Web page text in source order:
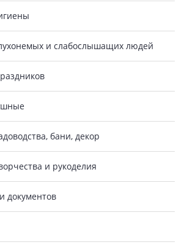
и слабослышащих людей
бани, декор
и рукоделия
документов